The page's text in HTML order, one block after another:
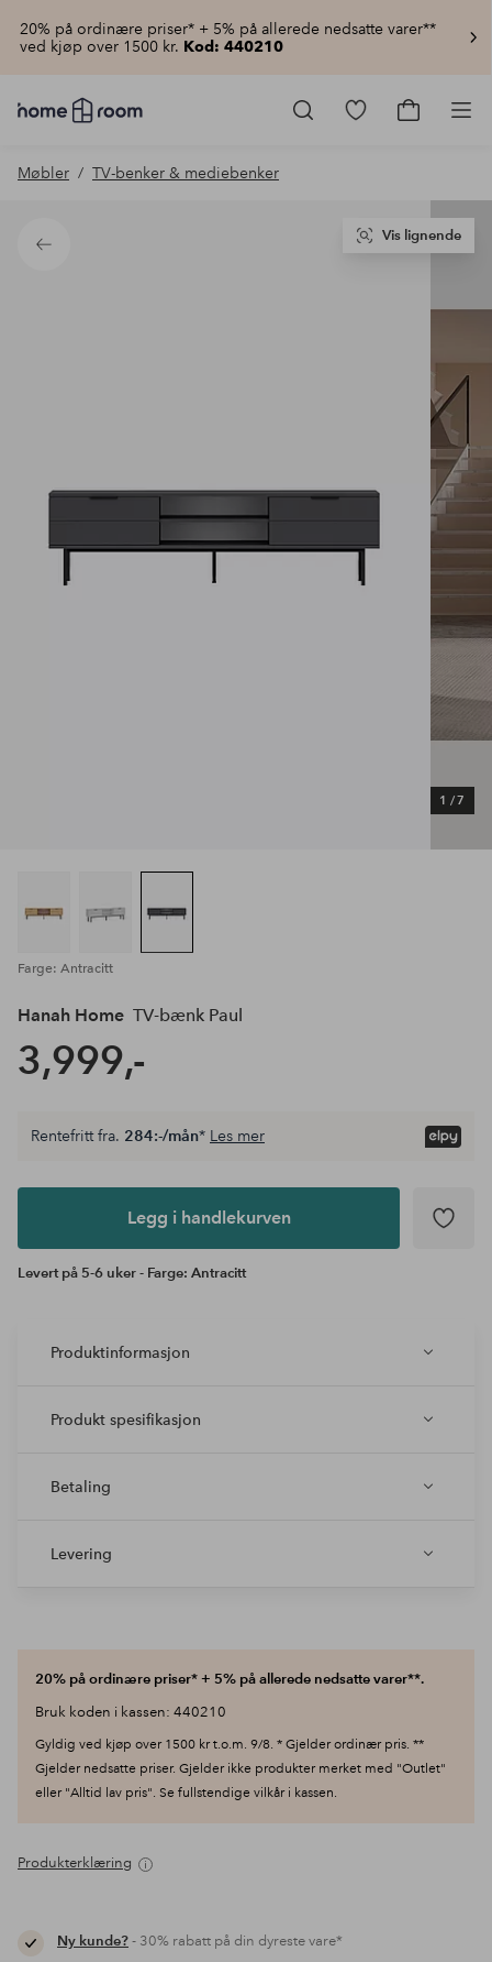
20% på ordinære priser* + 5% på allerede nedsatte varer**
ved kjøp over 1500 kr. Kod: 440210
Homeroom
–
hjemmet
pris
Gå
Gå
Møbler TV-benker & mediebenker
Tilbake
1 /7
Vis lignende
Farge: Antracitt
Hanah Home TV-bænk Paul
3,999,-
Legg i
Rentefritt fra. 284:-/mån* Les mer
Legg i handlekurven
Levert på 5-6 uker - Farge: Antracitt
Produktinformasjon
Produkt spesifikasjon
Betaling
Levering
20% på ordinære priser* + 5% på allerede nedsatte varer**.
Bruk koden i kassen: 440210
Gyldig ved kjøp over 1500 kr t.o.m. 9/8. * Gjelder ordinær pris. **
Gjelder nedsatte priser. Gjelder ikke produkter merket med "Outlet"
eller "Alltid lav pris". Se fullstendige vilkår i kassen.
Produkterklæring
Ny kunde?- 30% rabatt på din dyreste vare*